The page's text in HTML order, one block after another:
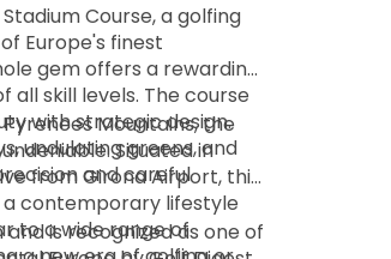
Course, a golfing
Europe's finest
gem offers a rewarding
skill levels. The course
with strategic design.
undulating greens, and
and careful
Mountains, the
Situated in
from Girona Airport, this
contemporary lifestyle
to a wide range of
is recognized as one of